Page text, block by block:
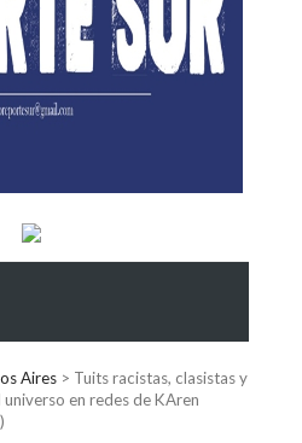
Aires > Tuits racistas, clasistas y
en redes de KAren